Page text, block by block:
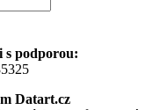
podporou:
Datart.cz